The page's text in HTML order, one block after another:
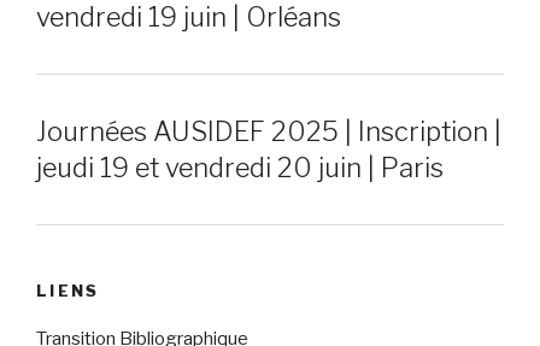
vendredi 19 juin | Orléans
Journées AUSIDEF 2025 | Inscription |
jeudi 19 et vendredi 20 juin | Paris
LIENS
Transition Bibliographique